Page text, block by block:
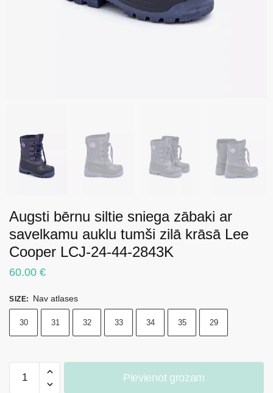
Augsti bērnu siltie sniega zābaki ar
savelkamu auklu tumši zilā krāsā Lee
Cooper LCJ-24-44-2843K
60.00 €
SIZE: Nav atlases
30 31 32 33 34 35 29
bērnu
Pievienot grozam